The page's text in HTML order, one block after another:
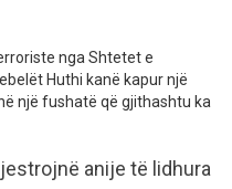
nga Shtetet e
Huthi kanë kapur një
një fushatë që gjithashtu ka
anije të lidhura